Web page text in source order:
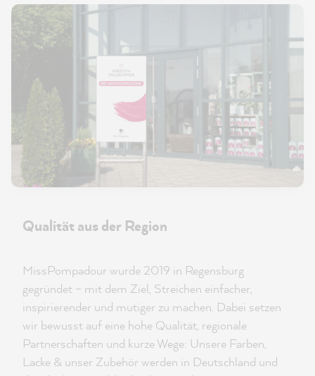
Qualität aus der Region
MissPompadour wurde 2019 in Regensburg
gegründet – mit dem Ziel, Streichen einfacher,
inspirierender und mutiger zu machen. Dabei setzen
wir bewusst auf eine hohe Qualität, regionale
Partnerschaften und kurze Wege: Unsere Farben,
Lacke & unser Zubehör werden in Deutschland und